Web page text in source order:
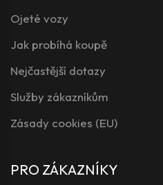
Ojeté vozy
Jak probíhá koupě
Nejčastější dotazy
Služby zákazníkům
Zásady cookies (EU)
PRO ZÁKAZNÍKY